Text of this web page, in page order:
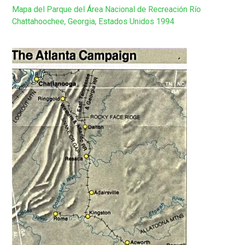
Mapa del Parque del Área Nacional de Recreación Río
Chattahoochee, Georgia, Estados Unidos 1994